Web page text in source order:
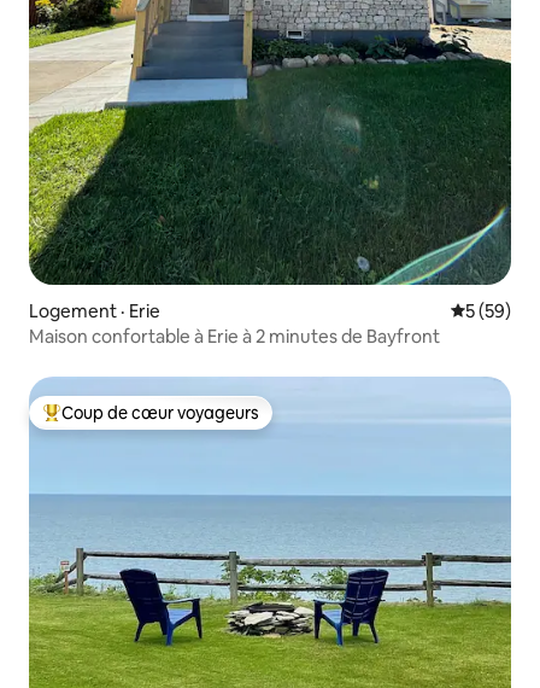
Logement · Erie Note
5 (59)
Maison confortable à Erie à 2 minutes de Bayfront
Coup de cœur voyageurs parmi les plus aimés
Coup de cœur voyageurs